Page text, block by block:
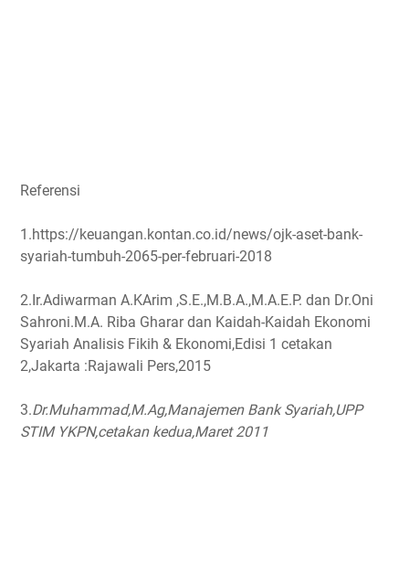
Referensi
1.https://keuangan.kontan.co.id/news/ojk-aset-bank-
syariah-tumbuh-2065-per-februari-2018
2.Ir.Adiwarman A.KArim ,S.E.,M.B.A.,M.A.E.P. dan Dr.Oni
Sahroni.M.A. Riba Gharar dan Kaidah-Kaidah Ekonomi
Syariah Analisis Fikih & Ekonomi,Edisi 1 cetakan
2,Jakarta :Rajawali Pers,2015
3.Dr.Muhammad,M.Ag,Manajemen Bank Syariah,UPP
STIM YKPN,cetakan kedua,Maret 2011